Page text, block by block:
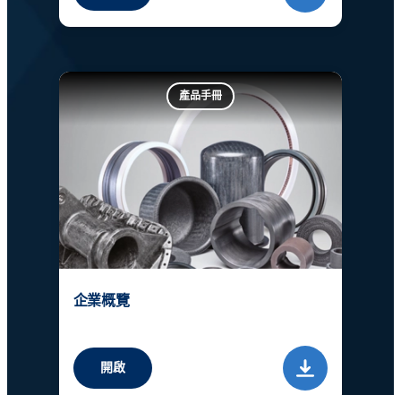
產品手冊
企業概覽
開啟